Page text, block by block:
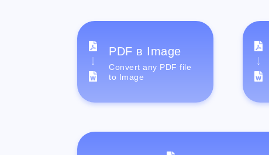
PDF в Image
Convert any PDF file
to Image